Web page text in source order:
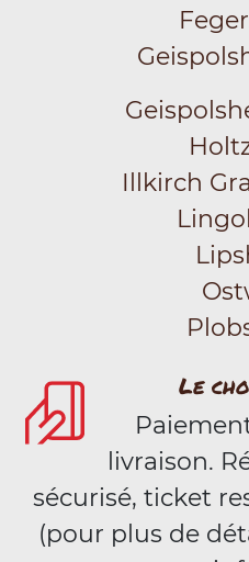
Illkirch
Le
livraison.
sécurisé, ticket
(pour plus de